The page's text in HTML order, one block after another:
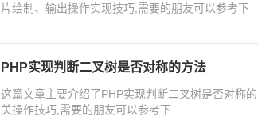
片绘制、输出操作实现技巧,需要的朋友可以参考下
PHP实现判断二叉树是否对称的方法
这篇文章主要介绍了PHP实现判断二叉树是否对称
关操作技巧,需要的朋友可以参考下